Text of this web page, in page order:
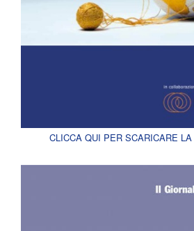
CLICCA QUI PER SCARICARE